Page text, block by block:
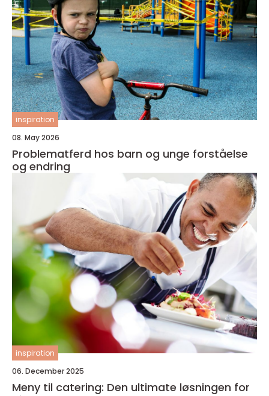
inspiration
08. May 2026
Problematferd hos barn og unge forståelse
og endring
inspiration
06. December 2025
Meny til catering: Den ultimate løsningen for